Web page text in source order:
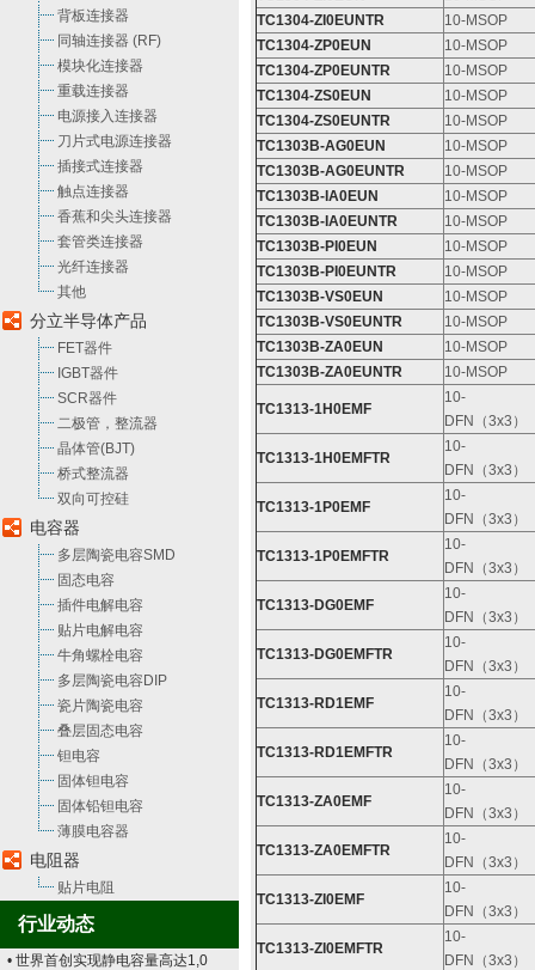
背板连接器
同轴连接器 (RF)
模块化连接器
重载连接器
电源接入连接器
刀片式电源连接器
插接式连接器
触点连接器
香蕉和尖头连接器
套管类连接器
光纤连接器
其他
分立半导体产品
FET器件
IGBT器件
SCR器件
二极管，整流器
晶体管(BJT)
桥式整流器
双向可控硅
电容器
多层陶瓷电容SMD
固态电容
插件电解电容
贴片电解电容
牛角螺栓电容
多层陶瓷电容DIP
瓷片陶瓷电容
叠层固态电容
钽电容
固体钽电容
固体铅钽电容
薄膜电容器
电阻器
贴片电阻
行业动态
• 世界首创实现静电容量高达1,0
TC1304-ZI0EUNTR
10-MSOP
TC1304-ZP0EUN
10-MSOP
TC1304-ZP0EUNTR
10-MSOP
TC1304-ZS0EUN
10-MSOP
TC1304-ZS0EUNTR
10-MSOP
TC1303B-AG0EUN
10-MSOP
TC1303B-AG0EUNTR
10-MSOP
TC1303B-IA0EUN
10-MSOP
TC1303B-IA0EUNTR
10-MSOP
TC1303B-PI0EUN
10-MSOP
TC1303B-PI0EUNTR
10-MSOP
TC1303B-VS0EUN
10-MSOP
TC1303B-VS0EUNTR
10-MSOP
TC1303B-ZA0EUN
10-MSOP
TC1303B-ZA0EUNTR
10-MSOP
TC1313-1H0EMF
10-
DFN（3x3）
TC1313-1H0EMFTR
10-
DFN（3x3）
TC1313-1P0EMF
10-
DFN（3x3）
TC1313-1P0EMFTR
10-
DFN（3x3）
TC1313-DG0EMF
10-
DFN（3x3）
TC1313-DG0EMFTR
10-
DFN（3x3）
TC1313-RD1EMF
10-
DFN（3x3）
TC1313-RD1EMFTR
10-
DFN（3x3）
TC1313-ZA0EMF
10-
DFN（3x3）
TC1313-ZA0EMFTR
10-
DFN（3x3）
TC1313-ZI0EMF
10-
DFN（3x3）
TC1313-ZI0EMFTR
10-
DFN（3x3）